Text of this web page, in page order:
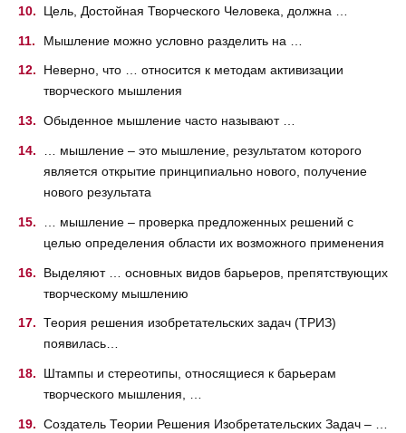
Цель, Достойная Творческого Человека, должна …
Мышление можно условно разделить на …
Неверно, что … относится к методам активизации
творческого мышления
Обыденное мышление часто называют …
… мышление – это мышление, результатом которого
является открытие принципиально нового, получение
нового результата
… мышление – проверка предложенных решений с
целью определения области их возможного применения
Выделяют … основных видов барьеров, препятствующих
творческому мышлению
Теория решения изобретательских задач (ТРИЗ)
появилась…
Штампы и стереотипы, относящиеся к барьерам
творческого мышления, …
Создатель Теории Решения Изобретательских Задач – …